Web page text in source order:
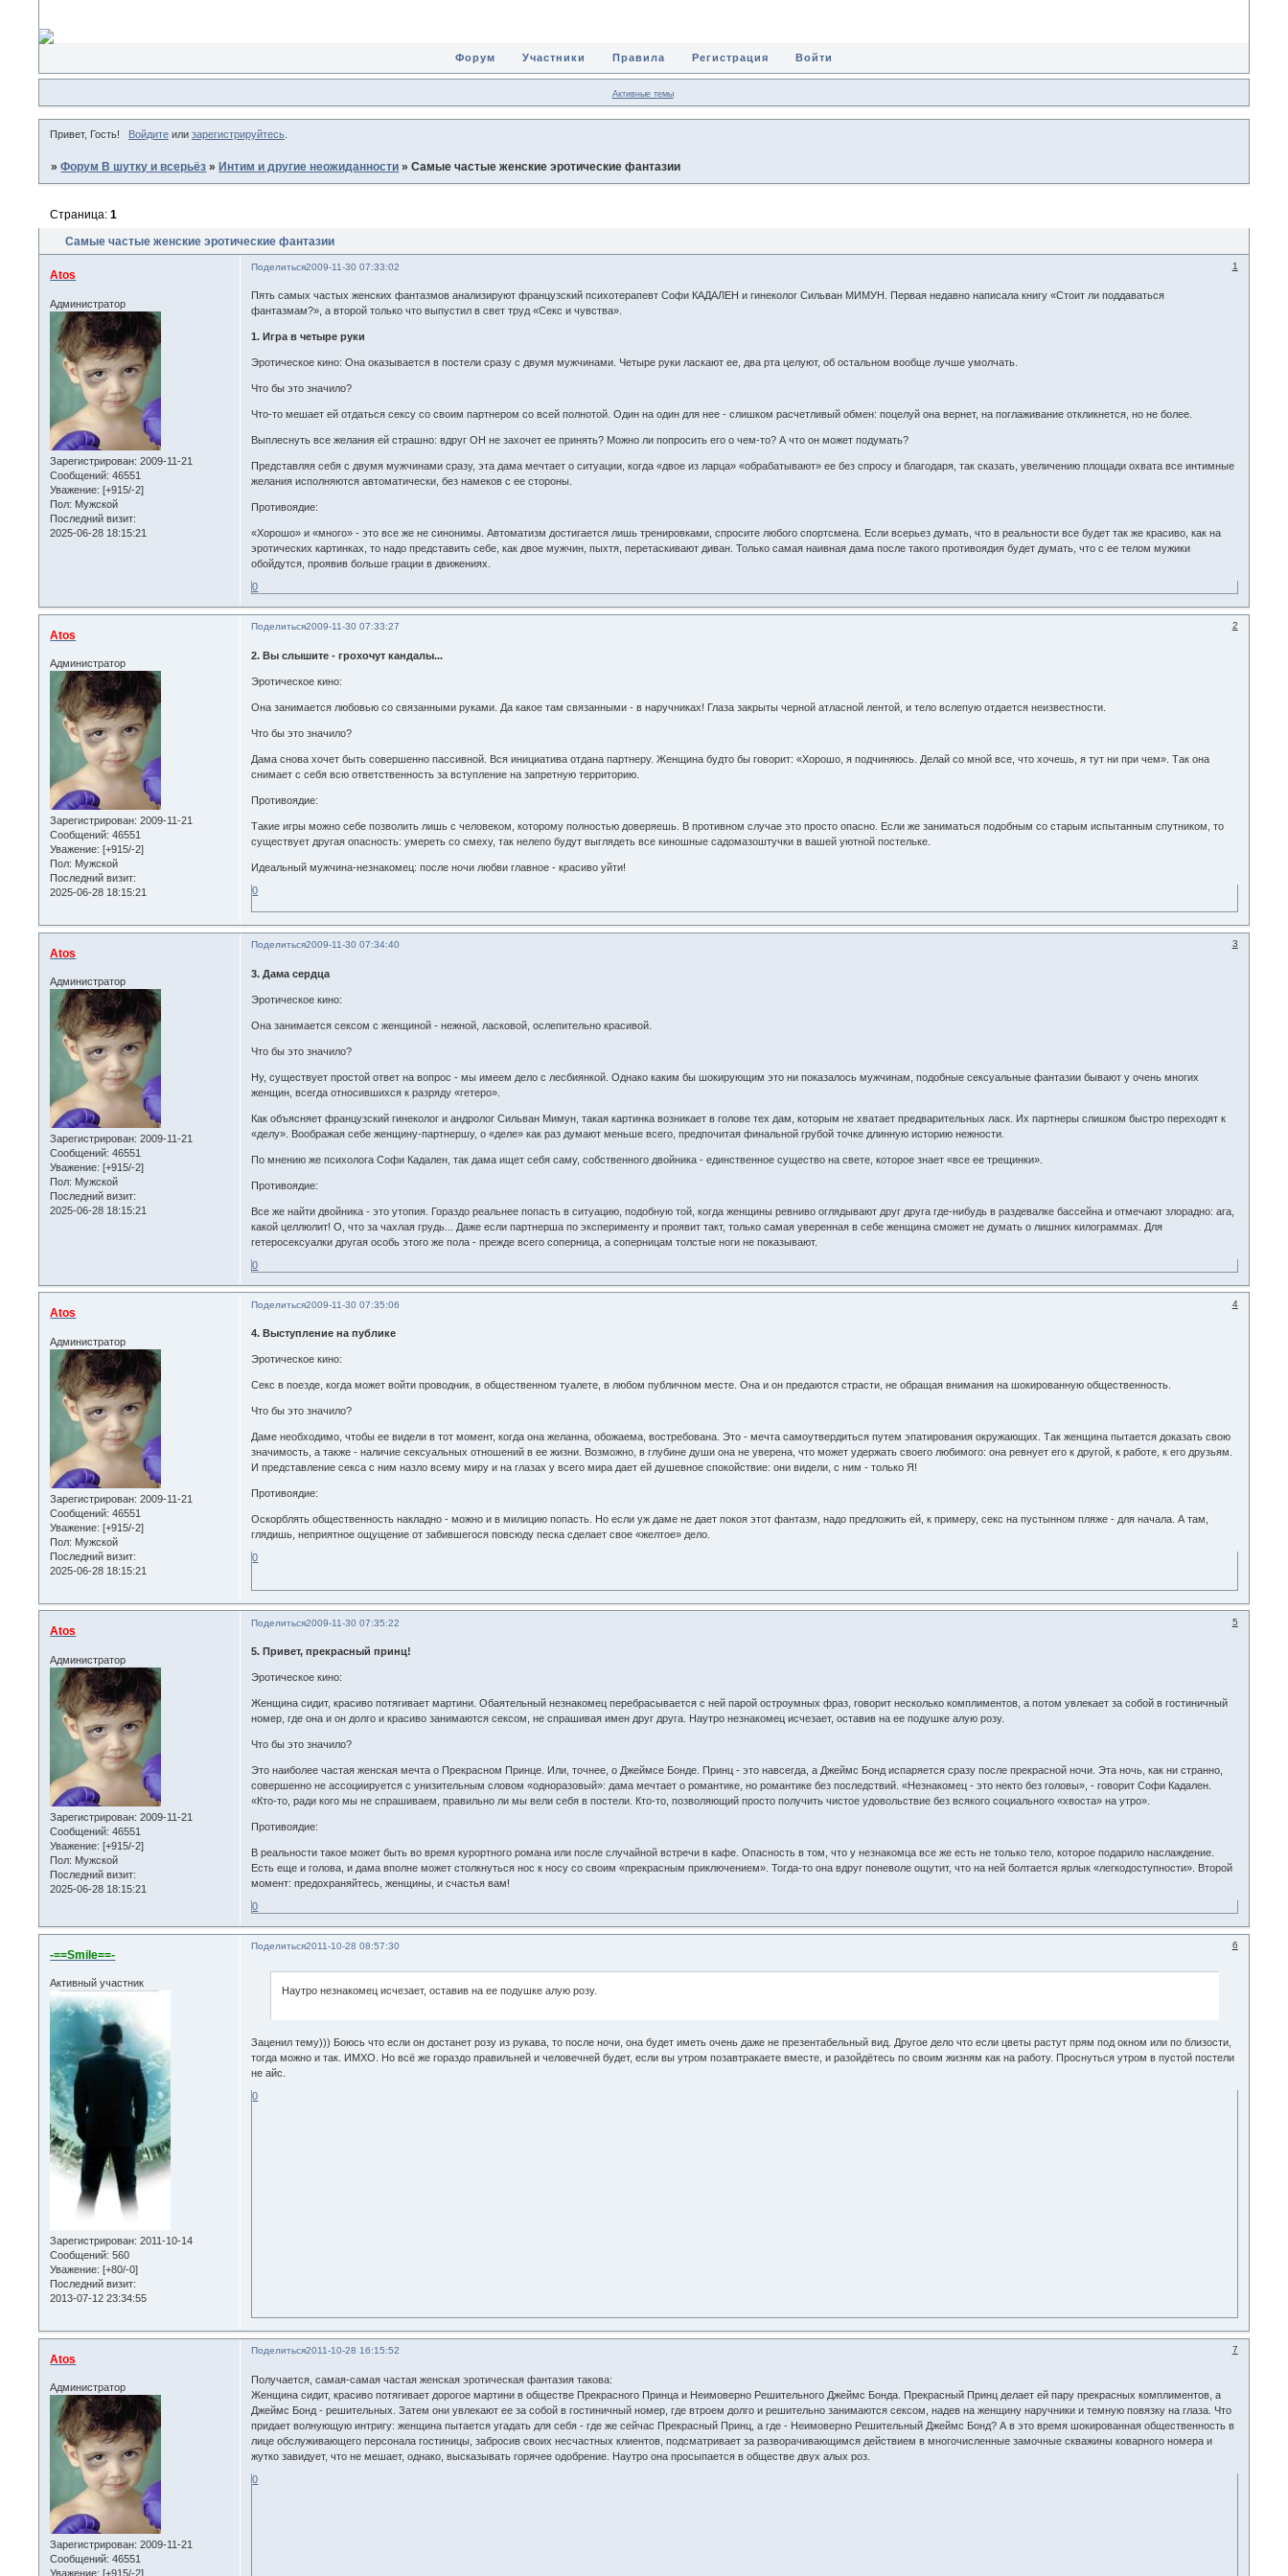
Форум Участники Правила Регистрация Войти
Активные темы
Привет, Гость! Войдитеили зарегистрируйтесь.
»Форум В шутку и всерьёз » Интим и другие неожиданности »Самые частые женские эротические фантазии
Самые частые женские эротические фантазии
Страница:1
Поделиться 1
2009-11-30 07:33:02
Atos
Администратор
Зарегистрирован: 2009-11-21
Сообщений: 46551
Уважение: [+915/-2]
Пол: Мужской
Последний визит:
2025-06-28 18:15:21
Пять самых частых женских фантазмов анализируют французский психотерапевт Софи КАДАЛЕН и гинеколог Сильван МИМУН. Первая недавно написала книгу «Стоит ли поддаваться
фантазмам?», а второй только что выпустил в свет труд «Секс и чувства».
1. Игра в четыре руки
Эротическое кино: Она оказывается в постели сразу с двумя мужчинами. Четыре руки ласкают ее, два рта целуют, об остальном вообще лучше умолчать.
Что бы это значило?
Что-то мешает ей отдаться сексу со своим партнером со всей полнотой. Один на один для нее - слишком расчетливый обмен: поцелуй она вернет, на поглаживание откликнется, но не более.
Выплеснуть все желания ей страшно: вдруг ОН не захочет ее принять? Можно ли попросить его о чем-то? А что он может подумать?
Представляя себя с двумя мужчинами сразу, эта дама мечтает о ситуации, когда «двое из ларца» «обрабатывают» ее без спросу и благодаря, так сказать, увеличению площади охвата все интимные
желания исполняются автоматически, без намеков с ее стороны.
Противоядие:
«Хорошо» и «много» - это все же не синонимы. Автоматизм достигается лишь тренировками, спросите любого спортсмена. Если всерьез думать, что в реальности все будет так же красиво, как на
эротических картинках, то надо представить себе, как двое мужчин, пыхтя, перетаскивают диван. Только самая наивная дама после такого противоядия будет думать, что с ее телом мужики
обойдутся, проявив больше грации в движениях.
0
Поделиться 2
2009-11-30 07:33:27
Atos
Администратор
Зарегистрирован: 2009-11-21
Сообщений: 46551
Уважение: [+915/-2]
Пол: Мужской
Последний визит:
2025-06-28 18:15:21
2. Вы слышите - грохочут кандалы...
Эротическое кино:
Она занимается любовью со связанными руками. Да какое там связанными - в наручниках! Глаза закрыты черной атласной лентой, и тело вслепую отдается неизвестности.
Что бы это значило?
Дама снова хочет быть совершенно пассивной. Вся инициатива отдана партнеру. Женщина будто бы говорит: «Хорошо, я подчиняюсь. Делай со мной все, что хочешь, я тут ни при чем». Так она
снимает с себя всю ответственность за вступление на запретную территорию.
Противоядие:
Такие игры можно себе позволить лишь с человеком, которому полностью доверяешь. В противном случае это просто опасно. Если же заниматься подобным со старым испытанным спутником, то
существует другая опасность: умереть со смеху, так нелепо будут выглядеть все киношные садомазоштучки в вашей уютной постельке.
Идеальный мужчина-незнакомец: после ночи любви главное - красиво уйти!
0
Поделиться 3
2009-11-30 07:34:40
Atos
Администратор
Зарегистрирован: 2009-11-21
Сообщений: 46551
Уважение: [+915/-2]
Пол: Мужской
Последний визит:
2025-06-28 18:15:21
3. Дама сердца
Эротическое кино:
Она занимается сексом с женщиной - нежной, ласковой, ослепительно красивой.
Что бы это значило?
Ну, существует простой ответ на вопрос - мы имеем дело с лесбиянкой. Однако каким бы шокирующим это ни показалось мужчинам, подобные сексуальные фантазии бывают у очень многих
женщин, всегда относившихся к разряду «гетеро».
Как объясняет французский гинеколог и андролог Сильван Мимун, такая картинка возникает в голове тех дам, которым не хватает предварительных ласк. Их партнеры слишком быстро переходят к
«делу». Воображая себе женщину-партнершу, о «деле» как раз думают меньше всего, предпочитая финальной грубой точке длинную историю нежности.
По мнению же психолога Софи Кадален, так дама ищет себя саму, собственного двойника - единственное существо на свете, которое знает «все ее трещинки».
Противоядие:
Все же найти двойника - это утопия. Гораздо реальнее попасть в ситуацию, подобную той, когда женщины ревниво оглядывают друг друга где-нибудь в раздевалке бассейна и отмечают злорадно: ага,
какой целлюлит! О, что за чахлая грудь... Даже если партнерша по эксперименту и проявит такт, только самая уверенная в себе женщина сможет не думать о лишних килограммах. Для
гетеросексуалки другая особь этого же пола - прежде всего соперница, а соперницам толстые ноги не показывают.
0
Поделиться 4
2009-11-30 07:35:06
Atos
Администратор
Зарегистрирован: 2009-11-21
Сообщений: 46551
Уважение: [+915/-2]
Пол: Мужской
Последний визит:
2025-06-28 18:15:21
4. Выступление на публике
Эротическое кино:
Секс в поезде, когда может войти проводник, в общественном туалете, в любом публичном месте. Она и он предаются страсти, не обращая внимания на шокированную общественность.
Что бы это значило?
Даме необходимо, чтобы ее видели в тот момент, когда она желанна, обожаема, востребована. Это - мечта самоутвердиться путем эпатирования окружающих. Так женщина пытается доказать свою
значимость, а также - наличие сексуальных отношений в ее жизни. Возможно, в глубине души она не уверена, что может удержать своего любимого: она ревнует его к другой, к работе, к его друзьям.
И представление секса с ним назло всему миру и на глазах у всего мира дает ей душевное спокойствие: они видели, с ним - только Я!
Противоядие:
Оскорблять общественность накладно - можно и в милицию попасть. Но если уж даме не дает покоя этот фантазм, надо предложить ей, к примеру, секс на пустынном пляже - для начала. А там,
глядишь, неприятное ощущение от забившегося повсюду песка сделает свое «желтое» дело.
0
Поделиться 5
2009-11-30 07:35:22
Atos
Администратор
Зарегистрирован: 2009-11-21
Сообщений: 46551
Уважение: [+915/-2]
Пол: Мужской
Последний визит:
2025-06-28 18:15:21
5. Привет, прекрасный принц!
Эротическое кино:
Женщина сидит, красиво потягивает мартини. Обаятельный незнакомец перебрасывается с ней парой остроумных фраз, говорит несколько комплиментов, а потом увлекает за собой в гостиничный
номер, где она и он долго и красиво занимаются сексом, не спрашивая имен друг друга. Наутро незнакомец исчезает, оставив на ее подушке алую розу.
Что бы это значило?
Это наиболее частая женская мечта о Прекрасном Принце. Или, точнее, о Джеймсе Бонде. Принц - это навсегда, а Джеймс Бонд испаряется сразу после прекрасной ночи. Эта ночь, как ни странно,
совершенно не ассоциируется с унизительным словом «одноразовый»: дама мечтает о романтике, но романтике без последствий. «Незнакомец - это некто без головы», - говорит Софи Кадален.
«Кто-то, ради кого мы не спрашиваем, правильно ли мы вели себя в постели. Кто-то, позволяющий просто получить чистое удовольствие без всякого социального «хвоста» на утро».
Противоядие:
В реальности такое может быть во время курортного романа или после случайной встречи в кафе. Опасность в том, что у незнакомца все же есть не только тело, которое подарило наслаждение.
Есть еще и голова, и дама вполне может столкнуться нос к носу со своим «прекрасным приключением». Тогда-то она вдруг поневоле ощутит, что на ней болтается ярлык «легкодоступности». Второй
момент: предохраняйтесь, женщины, и счастья вам!
0
Поделиться 6
2011-10-28 08:57:30
-==Smile==-
Активный участник
Зарегистрирован: 2011-10-14
Сообщений: 560
Уважение: [+80/-0]
Последний визит:
2013-07-12 23:34:55
Наутро незнакомец исчезает, оставив на ее подушке алую розу.
Заценил тему))) Боюсь что если он достанет розу из рукава, то после ночи, она будет иметь очень даже не презентабельный вид. Другое дело что если цветы растут прям под окном или по близости,
тогда можно и так. ИМХО. Но всё же гораздо правильней и человечней будет, если вы утром позавтракаете вместе, и разойдётесь по своим жизням как на работу. Проснуться утром в пустой постели
не айс.
0
Поделиться 7
2011-10-28 16:15:52
Atos
Администратор
Зарегистрирован: 2009-11-21
Сообщений: 46551
Уважение: [+915/-2]
Получается, самая-самая частая женская эротическая фантазия такова:
Женщина сидит, красиво потягивает дорогое мартини в обществе Прекрасного Принца и Неимоверно Решительного Джеймс Бонда. Прекрасный Принц делает ей пару прекрасных комплиментов, а
Джеймс Бонд - решительных. Затем они увлекают ее за собой в гостиничный номер, где втроем долго и решительно занимаются сексом, надев на женщину наручники и темную повязку на глаза. Что
придает волнующую интригу: женщина пытается угадать для себя - где же сейчас Прекрасный Принц, а где - Неимоверно Решительный Джеймс Бонд? А в это время шокированная общественность в
лице обслуживающего персонала гостиницы, забросив своих несчастных клиентов, подсматривает за разворачивающимся действием в многочисленные замочные скважины коварного номера и
жутко завидует, что не мешает, однако, высказывать горячее одобрение. Наутро она просыпается в обществе двух алых роз.
0